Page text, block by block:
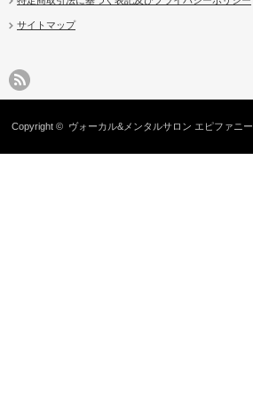
お金のこと
サイトマップ
Copyright © ヴォーカル&メンタルサロン エピファニー